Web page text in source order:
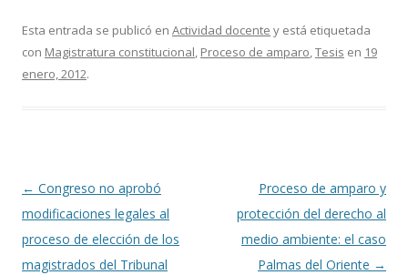
e
b
itt
er
m
p
Esta entrada se publicó en Actividad docente y está etiquetada
con Magistratura constitucional, Proceso de amparo,Tesis en 19
enero, 2012.
Navegación
de
entradas
← Congreso no aprobó
modificaciones legales al
proceso de elección de los
magistrados del Tribunal
Proceso de amparo y
protección del derecho al
medio ambiente: el caso
Palmas del Oriente →